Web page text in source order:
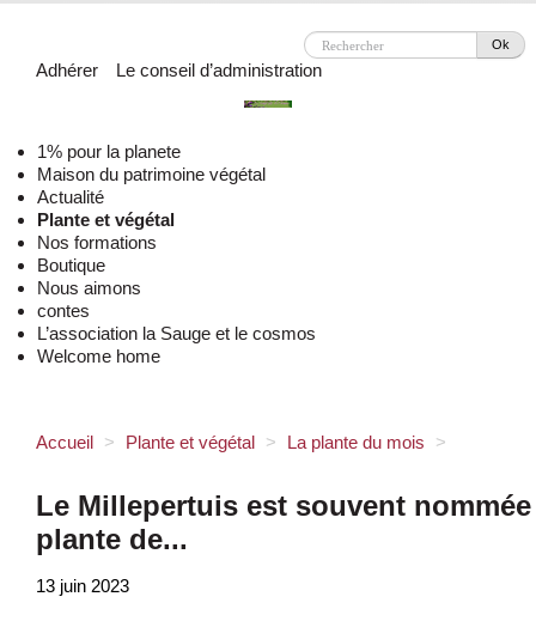
Ok
Adhérer Le conseil d’administration
1% pour la planete
Maison du patrimoine végétal
Actualité
Plante et végétal
Nos formations
Boutique
Nous aimons
contes
L’association la Sauge et le cosmos
Welcome home
Accueil > Plante et végétal > La plante du mois >
Le Millepertuis est souvent nommée
plante de...
13 juin 2023